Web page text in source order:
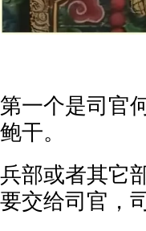
第一个是司官
鲍干。
兵部或者其它
要交给司官，